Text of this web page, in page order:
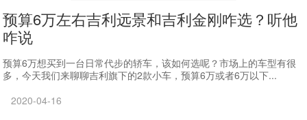
预算6万左右吉利远景和吉利金刚咋选？听他
咋说
预算6万想买到一台日常代步的轿车，该如何选呢？市场上的车型有很
多，今天我们来聊聊吉利旗下的2款小车，预算6万或者6万以下...
2020-04-16